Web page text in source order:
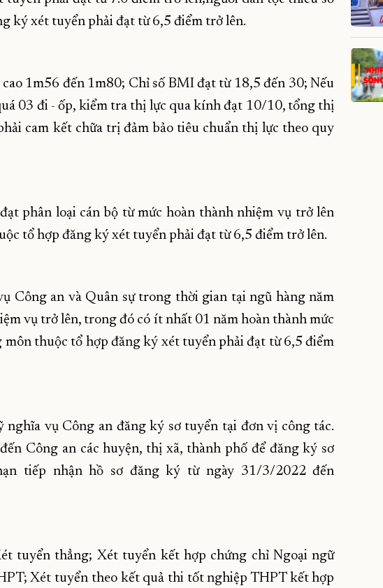
ký xét tuyển phải đạt từ 6,5 điểm trở lên.
1m56 đến 1m80; Chỉ số BMI đạt từ 18,5 đến 30; Nếu
03 đi - ốp, kiểm tra thị lực qua kính đạt 10/10, tổng thị
cam kết chữa trị đảm bảo tiêu chuẩn thị lực theo quy
phân loại cán bộ từ mức hoàn thành nhiệm vụ trở lên
tổ hợp đăng ký xét tuyển phải đạt từ 6,5 điểm trở lên.
Công an và Quân sự trong thời gian tại ngũ hàng năm
vụ trở lên, trong đó có ít nhất 01 năm hoàn thành mức
thuộc tổ hợp đăng ký xét tuyển phải đạt từ 6,5 điểm
nghĩa vụ Công an đăng ký sơ tuyển tại đơn vị công tác.
Công an các huyện, thị xã, thành phố để đăng ký sơ
tiếp nhận hồ sơ đăng ký từ ngày 31/3/2022 đến
tuyển thẳng; Xét tuyển kết hợp chứng chỉ Ngoại ngữ
Xét tuyển theo kết quả thi tốt nghiệp THPT kết hợp